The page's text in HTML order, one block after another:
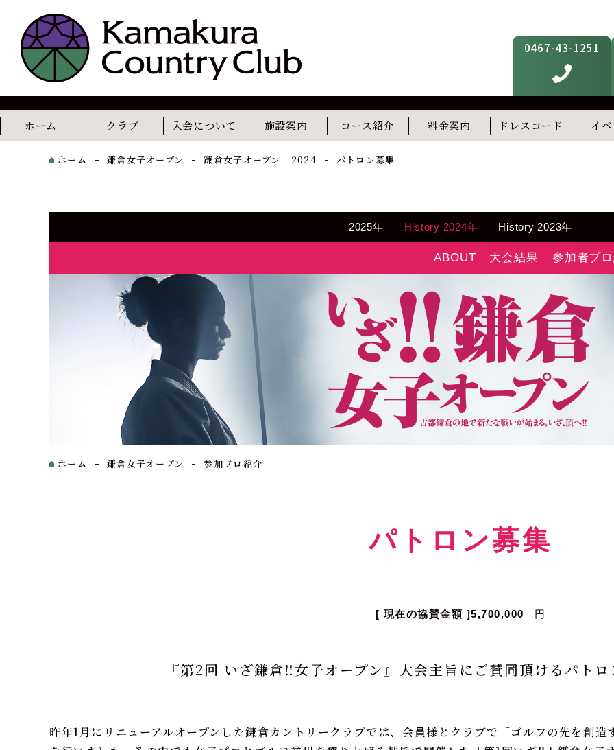
0467-43-1251
ホーム クラブ
コンセプト 歴史
入会について 施設案内
レストラン カフェ フィットネス スタディルーム(準備中)
コース紹介 料金案内 ドレスコード イ
ホーム 鎌倉女子オープン 鎌倉女子オープン - 2024 パトロン募集
2025年 History 2024年 History 2023年
ABOUT 大会結果 参加者プ
ホーム 鎌倉女子オープン 参加プロ紹介
パトロン募集
[ 現在の協賛金額 ]5,700,000 円
『第2回 いざ鎌倉‼女子オープン』大会主旨にご賛同頂けるパト
昨年1月にリニューアルオープンした鎌倉カントリークラブでは、会員様とクラブで「ゴルフの先を創